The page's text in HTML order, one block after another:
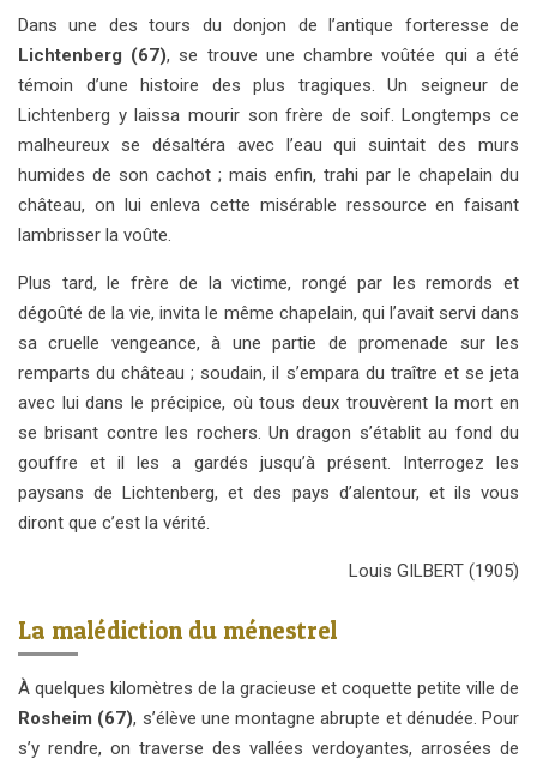
Dans une des tours du donjon de l’antique forteresse de
Lichtenberg (67), se trouve une chambre voûtée qui a été
témoin d’une histoire des plus tragiques. Un seigneur de
Lichtenberg y laissa mourir son frère de soif. Longtemps ce
malheureux se désaltéra avec l’eau qui suintait des murs
humides de son cachot ; mais enfin, trahi par le chapelain du
château, on lui enleva cette misérable ressource en faisant
lambrisser la voûte.
Plus tard, le frère de la victime, rongé par les remords et
dégoûté de la vie, invita le même chapelain, qui l’avait servi dans
sa cruelle vengeance, à une partie de promenade sur les
remparts du château ; soudain, il s’empara du traître et se jeta
avec lui dans le précipice, où tous deux trouvèrent la mort en
se brisant contre les rochers. Un dragon s’établit au fond du
gouffre et il les a gardés jusqu’à présent. Interrogez les
paysans de Lichtenberg, et des pays d’alentour, et ils vous
diront que c’est la vérité.
Louis GILBERT (1905)
La malédiction du ménestrel
À quelques kilomètres de la gracieuse et coquette petite ville de
Rosheim (67), s’élève une montagne abrupte et dénudée. Pour
s’y rendre, on traverse des vallées verdoyantes, arrosées de